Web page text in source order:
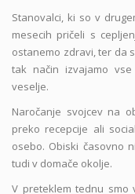
Stanovalci, ki so v
mesecih pričeli s
ostanemo zdravi, ter da
tak način izvajamo
veselje.
Naročanje svojcev na
preko recepcije ali
osebo. Obiski časovno
tudi v domače okolje.
V preteklem tednu smo